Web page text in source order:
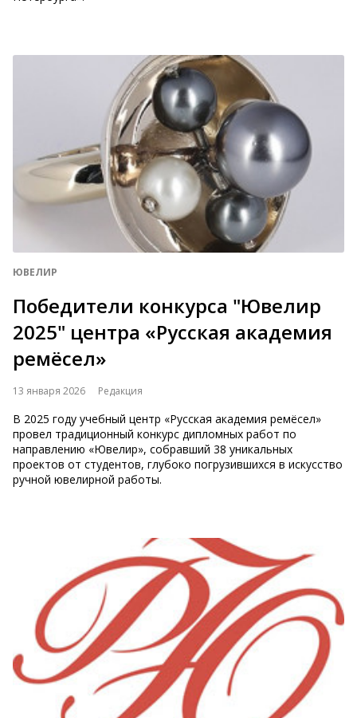
ЮВЕЛИР
Победители конкурса "Ювелир
2025" центра «Русская академия
ремёсел»
13 января 2026 Редакция
В 2025 году учебный центр «Русская академия ремёсел»
провел традиционный конкурс дипломных работ по
направлению «Ювелир», собравший 38 уникальных
проектов от студентов, глубоко погрузившихся в искусство
ручной ювелирной работы.